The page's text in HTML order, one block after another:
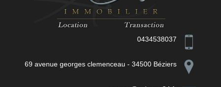
0434538037
69 avenue georges clemenceau - 34500 Béziers